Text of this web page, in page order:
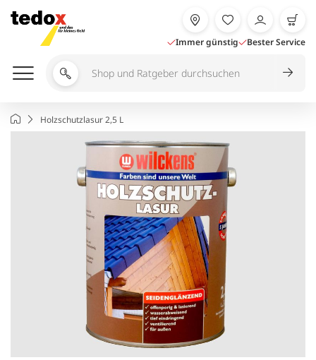
Inhalt
springen
Immer günstig Bester Service
Shop
durchsuchen
StartseiteHolzschutzlasur 2,5 L